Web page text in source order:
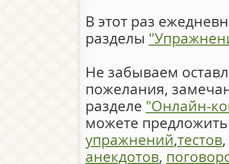
В этот раз
разделы
Не забываем
пожелания,
разделе "Онлайн-
можете
упражнений,тестов,
анекдотов,